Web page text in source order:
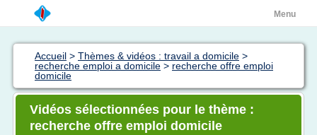
Menu
Accueil > Thèmes & vidéos : travail a domicile >
recherche emploi a domicile > recherche offre emploi
domicile
Vidéos sélectionnées pour le thème :
recherche offre emploi domicile